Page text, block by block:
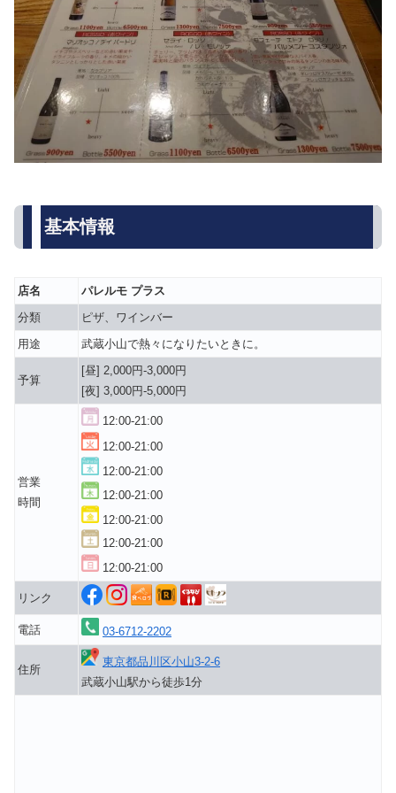
基本情報
店名
パレルモ プラス
分類
ピザ、ワインバー
用途
武蔵小山で熱々になりたいときに。
予算
[昼] 2,000円-3,000円
[夜] 3,000円-5,000円
営業
時間
12:00-21:00
12:00-21:00
12:00-21:00
12:00-21:00
12:00-21:00
12:00-21:00
12:00-21:00
リンク
電話 03-6712-2202
住所
東京都品川区小山3-2-6
武蔵小山駅から徒歩1分